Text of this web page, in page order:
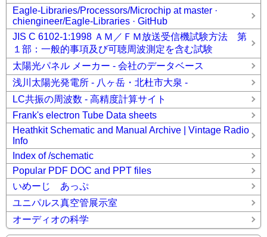
Eagle-Libraries/Processors/Microchip at master ·
chiengineer/Eagle-Libraries · GitHub
JIS C 6102-1:1998 ＡＭ／ＦＭ放送受信機試験方法 第
１部：一般的事項及び可聴周波測定を含む試験
太陽光パネル メーカー - 会社のデータベース
浅川太陽光発電所 - 八ヶ岳・北杜市大泉 -
LC共振の周波数 - 高精度計算サイト
Frank's electron Tube Data sheets
Heathkit Schematic and Manual Archive | Vintage Radio
Info
Index of /schematic
Popular PDF DOC and PPT files
いめーじ あっぷ
ユニパルス真空管展示室
オーディオの科学